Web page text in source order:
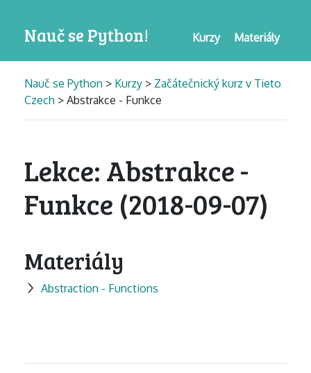
Nauč se Python! Materiály
Kurzy
Nauč se Python > Kurzy > Začátečnický kurz v Tieto
Czech > Abstrakce - Funkce
Lekce: Abstrakce -
Funkce (2018-09-07)
Materiály
Abstraction - Functions